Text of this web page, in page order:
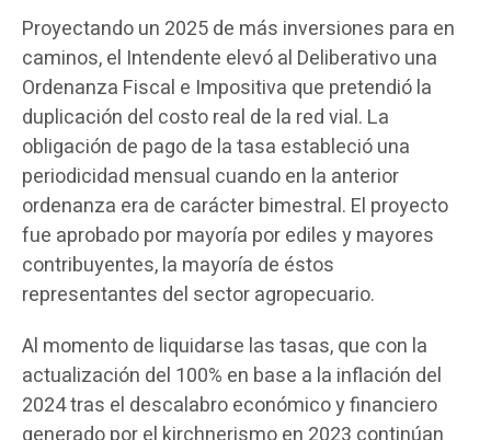
Proyectando un 2025 de más inversiones para en
caminos, el Intendente elevó al Deliberativo una
Ordenanza Fiscal e Impositiva que pretendió la
duplicación del costo real de la red vial. La
obligación de pago de la tasa estableció una
periodicidad mensual cuando en la anterior
ordenanza era de carácter bimestral. El proyecto
fue aprobado por mayoría por ediles y mayores
contribuyentes, la mayoría de éstos
representantes del sector agropecuario.
Al momento de liquidarse las tasas, que con la
actualización del 100% en base a la inflación del
2024 tras el descalabro económico y financiero